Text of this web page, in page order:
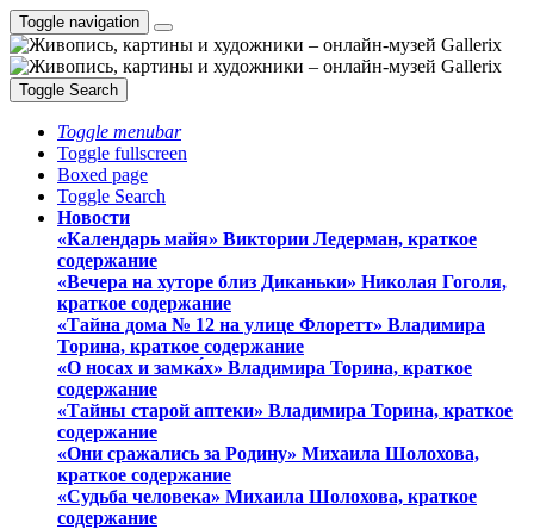
Toggle navigation
Toggle Search
Toggle menubar
Toggle fullscreen
Boxed page
Toggle Search
Новости
«Календарь майя» Виктории Ледерман, краткое
содержание
«Вечера на хуторе близ Диканьки» Николая Гоголя,
краткое содержание
«Тайна дома № 12 на улице Флоретт» Владимира
Торина, краткое содержание
«О носах и замка́х» Владимира Торина, краткое
содержание
«Тайны старой аптеки» Владимира Торина, краткое
содержание
«Они сражались за Родину» Михаила Шолохова,
краткое содержание
«Судьба человека» Михаила Шолохова, краткое
содержание